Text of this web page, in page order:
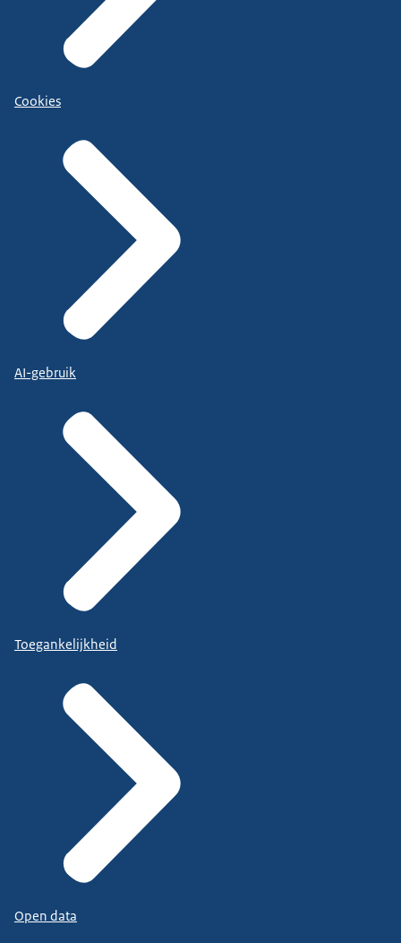
Cookies
AI-gebruik
Toegankelijkheid
Open data